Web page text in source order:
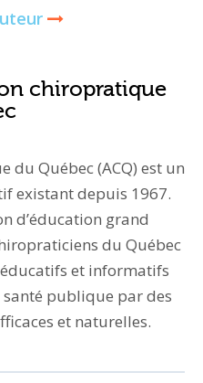
chiropratique
du Québec (ACQ) est un
existant depuis 1967.
d’éducation grand
du Québec
et informatifs
publique par des
et naturelles.